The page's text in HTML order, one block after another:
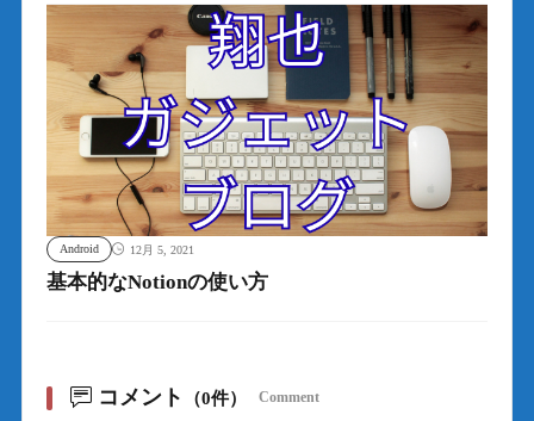
Android 12月 5, 2021
基本的なNotionの使い方
コメント （0件） Comment